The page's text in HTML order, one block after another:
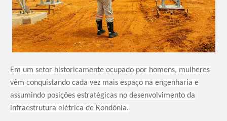
Em um setor historicamente ocupado por homens, mulheres
vêm conquistando cada vez mais espaço na engenharia e
assumindo posições estratégicas no desenvolvimento da
infraestrutura elétrica de Rondônia.